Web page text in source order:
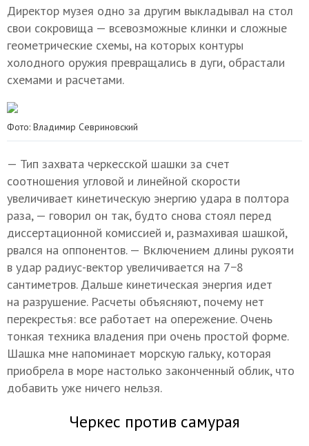
Директор музея одно за другим выкладывал на стол
свои сокровища — всевозможные клинки и сложные
геометрические схемы, на которых контуры
холодного оружия превращались в дуги, обрастали
схемами и расчетами.
Фото: Владимир Севриновский
— Тип захвата черкесской шашки за счет
соотношения угловой и линейной скорости
увеличивает кинетическую энергию удара в полтора
раза, — говорил он так, будто снова стоял перед
диссертационной комиссией и, размахивая шашкой,
рвался на оппонентов. — Включением длины рукояти
в удар радиус-вектор увеличивается на 7−8
сантиметров. Дальше кинетическая энергия идет
на разрушение. Расчеты объясняют, почему нет
перекрестья: все работает на опережение. Очень
тонкая техника владения при очень простой форме.
Шашка мне напоминает морскую гальку, которая
приобрела в море настолько законченный облик, что
добавить уже ничего нельзя.
Черкес против самурая